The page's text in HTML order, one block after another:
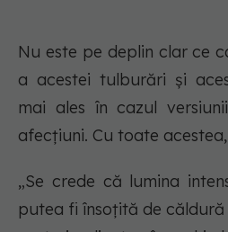
Nu este pe deplin clar ce
a acestei tulburări și
mai ales în cazul
afecțiuni. Cu toate
„Se crede că lumina
putea fi însoțită de